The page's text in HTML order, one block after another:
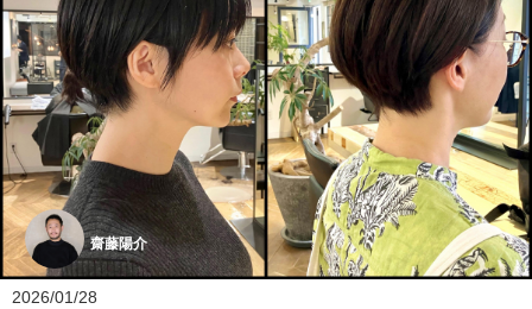
齋藤陽介
2026/01/28